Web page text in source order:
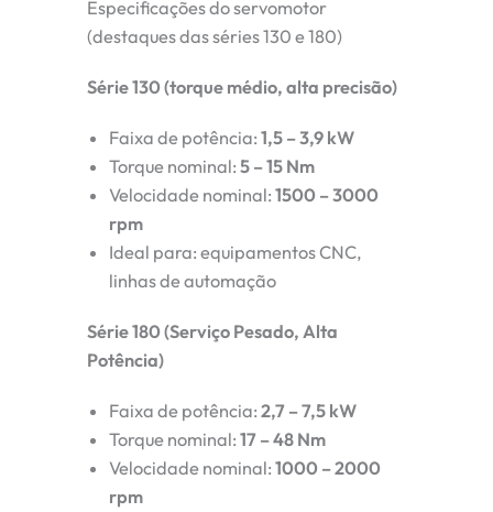
Especificações do servomotor
(destaques das séries 130 e 180)
Série 130 (torque médio, alta precisão)
Faixa de potência: 1,5 – 3,9 kW
Torque nominal: 5 – 15 Nm
Velocidade nominal: 1500 – 3000
rpm
Ideal para: equipamentos CNC,
linhas de automação
Série 180 (Serviço Pesado, Alta
Potência)
Faixa de potência: 2,7 – 7,5 kW
Torque nominal: 17 – 48 Nm
Velocidade nominal: 1000 – 2000
rpm